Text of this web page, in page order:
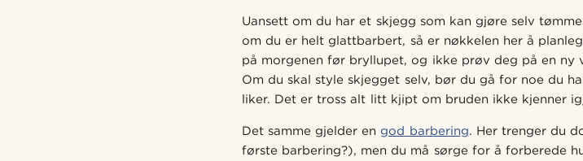
Uansett om du har et skjegg som kan gjøre selv
om du er helt glattbarbert, så er nøkkelen her å
på morgenen før bryllupet, og ikke prøv deg på en ny
Om du skal style skjegget selv, bør du gå for noe du
liker. Det er tross alt litt kjipt om bruden ikke kjenner
Det samme gjelder engod barbering. Her trenger du
første barbering?), men du må sørge for å forberede